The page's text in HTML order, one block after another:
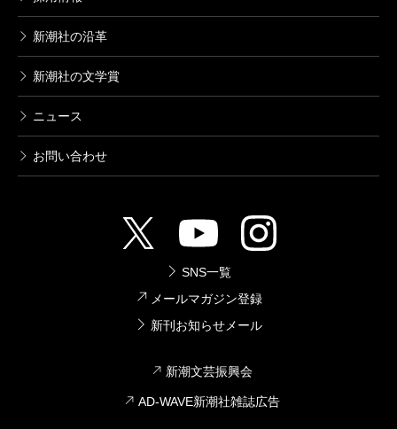
新潮社の沿革
新潮社の文学賞
ニュース
お問い合わせ
SNS一覧
メールマガジン登録
新刊お知らせメール
新潮文芸振興会
AD-WAVE新潮社雑誌広告